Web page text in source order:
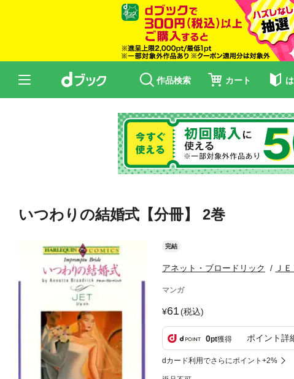
作品検索 カート
いつわりの結婚式【分冊】 2巻
完結
アネット・ブロードリック ＪＥ
マンガ
61(税込)
0pt獲得 ポイント詳
dカード利用でさらにポイント+2%